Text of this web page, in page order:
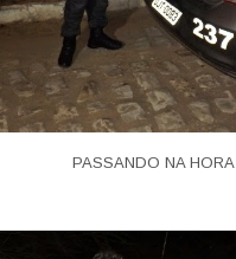
PASSANDO NA HORA